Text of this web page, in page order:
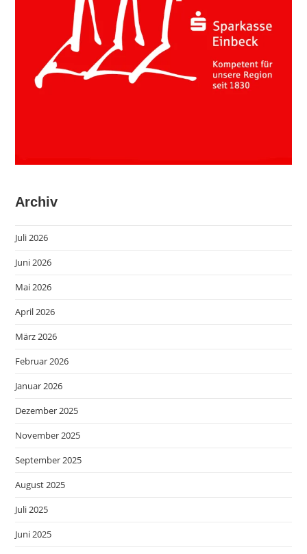
Archiv
Juli 2026
Juni 2026
Mai 2026
April 2026
März 2026
Februar 2026
Januar 2026
Dezember 2025
November 2025
September 2025
August 2025
Juli 2025
Juni 2025